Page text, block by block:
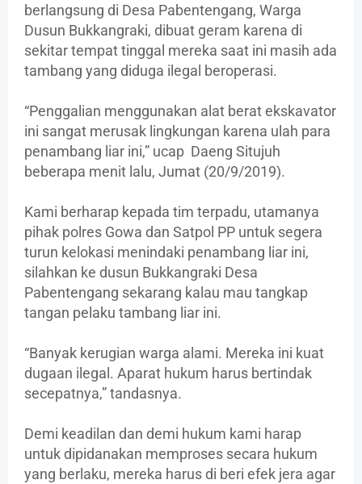
berlangsung di Desa Pabentengang, Warga
Dusun Bukkangraki, dibuat geram karena di
sekitar tempat tinggal mereka saat ini masih ada
tambang yang diduga ilegal beroperasi.
“Penggalian menggunakan alat berat ekskavator
ini sangat merusak lingkungan karena ulah para
penambang liar ini,” ucap Daeng Situjuh
beberapa menit lalu, Jumat (20/9/2019).
Kami berharap kepada tim terpadu, utamanya
pihak polres Gowa dan Satpol PP untuk segera
turun kelokasi menindaki penambang liar ini,
silahkan ke dusun Bukkangraki Desa
Pabentengang sekarang kalau mau tangkap
tangan pelaku tambang liar ini.
“Banyak kerugian warga alami. Mereka ini kuat
dugaan ilegal. Aparat hukum harus bertindak
secepatnya,” tandasnya.
Demi keadilan dan demi hukum kami harap
untuk dipidanakan memproses secara hukum
yang berlaku, mereka harus di beri efek jera agar